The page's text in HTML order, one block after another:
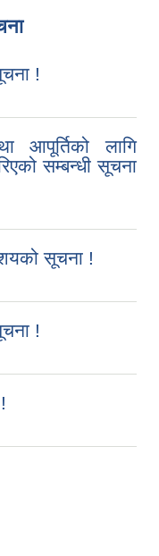
!
आपूर्तिको लागि
सम्बन्धी सूचना
सूचना !
!